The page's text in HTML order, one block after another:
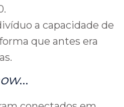
a capacidade de
que antes era
…